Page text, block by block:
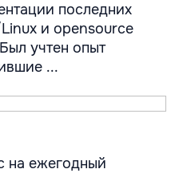
последних
и opensource
учтен опыт
...
на ежегодный